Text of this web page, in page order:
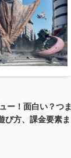
ー！面白い？つま
び方、課金要素ま